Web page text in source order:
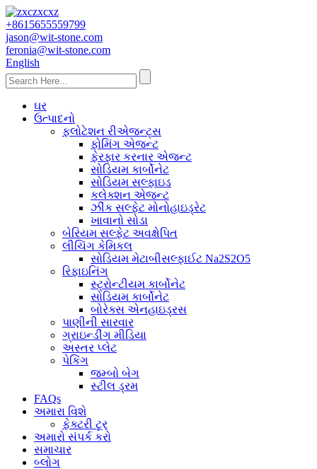
+8615655559799
jason@wit-stone.com
feronia@wit-stone.com
English
ઘર
ઉત્પાદનો
ફ્લોટેશન રીએજન્ટ્સ
ફોમિંગ એજન્ટ
ફેરફાર કરનાર એજન્ટ
સોડિયમ કાર્બોનેટ
સોડિયમ સલ્ફાઇડ
કલેક્શન એજન્ટ
ઝીંક સલ્ફેટ મોનોહાઇડ્રેટ
ખાવાનો સોડા
બેરિયમ સલ્ફેટ અવક્ષેપિત
લીચિંગ કેમિકલ
સોડિયમ મેટાબીસલ્ફાઈટ Na2S2O5
રિફાઇનિંગ
સ્ટ્રોન્ટીયમ કાર્બોનેટ
સોડિયમ કાર્બોનેટ
બોરેક્સ એનહાઇડ્રસ
પાણીની સારવાર
ગ્રાઇન્ડીંગ મીડિયા
અસ્તર પ્લેટ
પેકિંગ
જમ્બો બેગ
સ્ટીલ ડ્રમ
FAQs
અમારા વિશે
ફેક્ટરી ટૂર
અમારો સંપર્ક કરો
સમાચાર
બ્લોગ